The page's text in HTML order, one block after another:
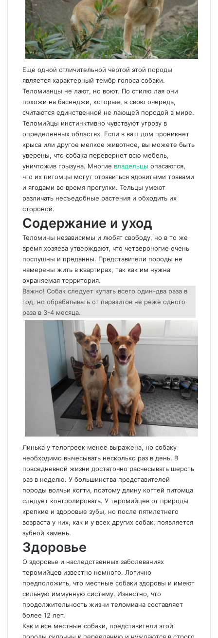
Еще одной отличительной чертой этой породы
является характерный тембр голоса собаки.
Теломианцы не лают, но воют. По стилю лая они
похожи на басенджи, которые, в свою очередь,
считаются единственной не лающей породой в мире.
Теломийцы инстинктивно чувствуют угрозу в
определенных областях. Если в ваш дом проникнет
крыса или другое мелкое животное, вы можете быть
уверены, что собака перевернет всю мебель,
уничтожив грызуна. Многие владельцы опасаются,
что их питомцы могут отравиться ядовитыми травами
и ягодами во время прогулки. Тельцы умеют
различать несъедобные растения и обходить их
стороной.
Содержание и уход
Теломины независимы и любят свободу, но в то же
время хозяева утверждают, что четвероногие очень
послушны и преданны. Представители породы не
намерены жить в квартирах, так как им нужна
охраняемая территория.
Важно! Собак следует купать всего один-два раза в
год, но обрабатывать от паразитов не реже одного
раза в 3-4 месяца.
Линька у телогреек менее выражена, но собаку
необходимо вычесывать несколько раз в день. В
повседневной жизни достаточно расчесывать шерсть
раз в неделю. У большинства представителей
породы волчьи когти, поэтому длину когтей питомца
следует контролировать. У теромийцев от природы
крепкие и здоровые зубы, но после пятилетнего
возраста у них, как и у всех других собак, появляется
зубной камень.
Здоровье
О здоровье и наследственных заболеваниях
теромийцев известно немного. Логично
предположить, что местные собаки здоровы и имеют
сильную иммунную систему. Известно, что
продолжительность жизни теломиана составляет
более 12 лет.
Как и все местные собаки, представители этой
породы склонны к перееданию и нуждаются в строго